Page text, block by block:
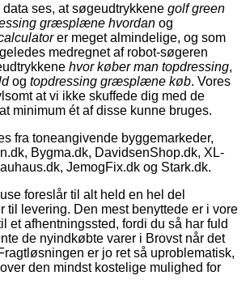
ses, at søgeudtrykkene golf green
græsplæne hvordan og
er meget almindelige, og som
medregnet af robot-søgeren
hvor køber man topdressing,
og topdressing græsplæne køb. Vores
at vi ikke skuffede dig med de
minimum ét af disse kunne bruges.
fra toneangivende byggemarkeder,
Bygma.dk, DavidsenShop.dk, XL-
JemogFix.dk og Stark.dk.
foreslår til alt held en hel del
til levering. Den mest benyttede er i vore
et afhentningssted, fordi du så har fuld
de nyindkøbte varer i Brovst når det
er jo ret så uproblematisk,
den mindst kostelige mulighed for